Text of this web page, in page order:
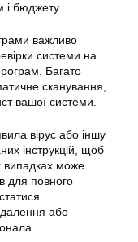
і бюджету.
важливо
системи на
Багато
сканування,
вашої системи.
вірус або іншу
інструкцій, щоб
випадках може
для повного
або